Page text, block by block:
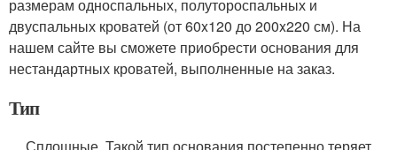
размерам односпальных, полутороспальных и
двуспальных кроватей (от 60x120 до 200x220 см). На
нашем сайте вы сможете приобрести основания для
нестандартных кроватей, выполненные на заказ.
Тип